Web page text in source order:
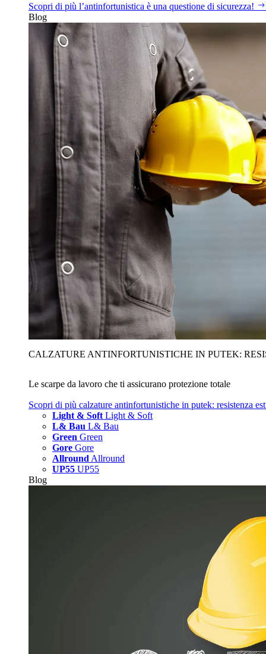
Scopri di più l’antinfortunistica è una questione di sicurezza!
Blog
CALZATURE ANTINFORTUNISTICHE IN PUTEK:
Le scarpe da lavoro che ti assicurano protezione totale
Scopri di più calzature antinfortunistiche in putek: resistenza
Light & Soft Light & Soft
L& Bau L& Bau
Green Green
Gore Gore
Allround Allround
UP55 UP55
Blog